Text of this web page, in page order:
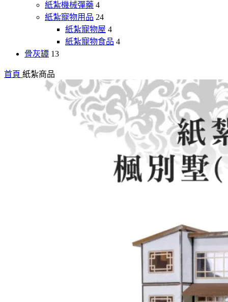
紙紮機械彈藥 4
紙紮寵物用品 24
紙紮寵物屋 4
紙紮寵物食品 4
骨灰罈 13
首頁 紙紮商品